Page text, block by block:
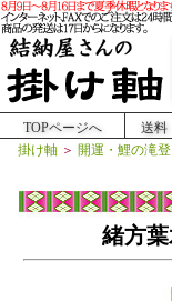
TOPページへ 送料
掛け軸 ＞ 開運・鯉の滝登
緒方